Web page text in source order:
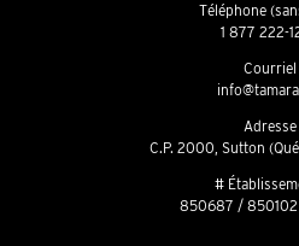
Téléphone
1 877 222-
Courriel
Adresse
C.P. 2000, Sutton
#
850687 /